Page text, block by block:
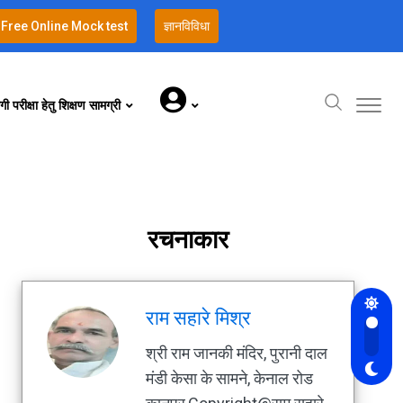
Free Online Mock test ज्ञानविविधा
परीक्षा हेतु शिक्षण सामग्री
रचनाकार
राम सहारे मिश्र
श्री राम जानकी मंदिर, पुरानी दाल
मंडी केसा के सामने, केनाल रोड